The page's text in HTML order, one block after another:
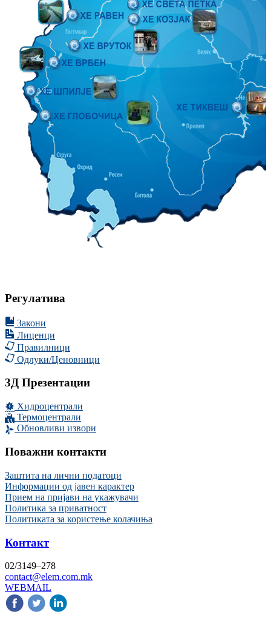
Регулатива
Закони
Лиценци
Правилници
Одлуки/Ценовници
3Д Презентации
Хидроцентрали
Термоцентрали
Обновливи извори
Поважни контакти
Заштита на лични податоци
Информации од јавен карактер
Прием на пријави на укажувачи
Политика за приватност
Политиката за користење колачиња
Контакт
02/3149–278
contact@elem.com.mk
WEBMAIL